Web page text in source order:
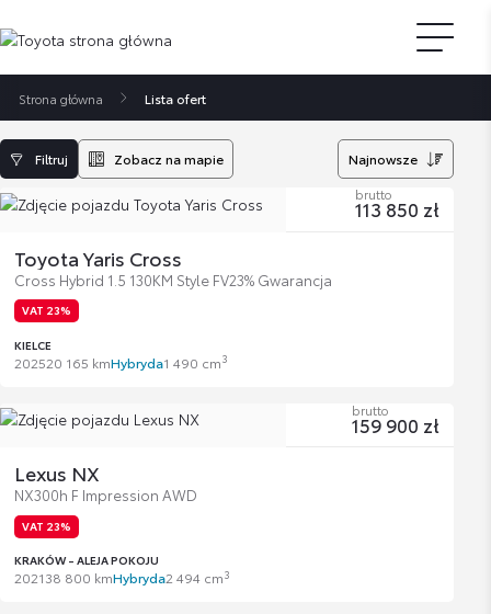
Strona główna Lista ofert
Filtruj Zobacz na mapie Najnowsze
Toyota Yaris Cross
Cross Hybrid 1.5 130KM Style FV23% Gwarancja
VAT 23%
KIELCE
202520 165 kmHybryda1 490 cm3
brutto
113 850 zł
Lexus NX
NX300h F Impression AWD
VAT 23%
KRAKÓW - ALEJA POKOJU
202138 800 kmHybryda2 494 cm3
brutto
159 900 zł